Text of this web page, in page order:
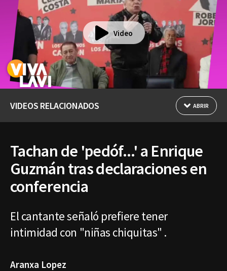
Video
VIDEOS RELACIONADOS ABRIR
Tachan de 'pedóf...' a Enrique
Guzmán tras declaraciones en
conferencia
El cantante señaló prefiere tener
intimidad con "niñas chiquitas" .
Aranxa Lopez